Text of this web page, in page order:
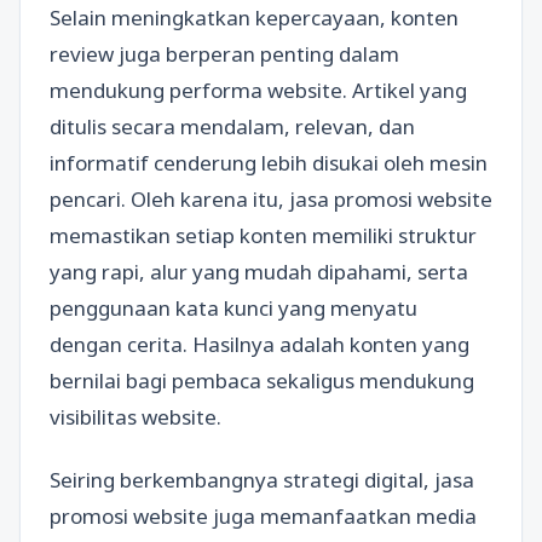
Selain meningkatkan kepercayaan, konten
review juga berperan penting dalam
mendukung performa website. Artikel yang
ditulis secara mendalam, relevan, dan
informatif cenderung lebih disukai oleh mesin
pencari. Oleh karena itu, jasa promosi website
memastikan setiap konten memiliki struktur
yang rapi, alur yang mudah dipahami, serta
penggunaan kata kunci yang menyatu
dengan cerita. Hasilnya adalah konten yang
bernilai bagi pembaca sekaligus mendukung
visibilitas website.
Seiring berkembangnya strategi digital, jasa
promosi website juga memanfaatkan media